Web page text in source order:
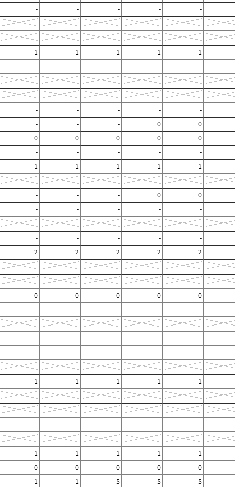
- - - -
-
1 1 1 1
1
- - - -
-
- - - -
-
- - - 0
0
0 0 0 0
0
- - - -
-
1 1 1 1
1
- - - 0
0
- - - -
-
- - - -
-
2 2 2 2
2
0 0 0 0
0
- - - -
-
- - - -
-
- - - -
-
1 1 1 1
1
- - - -
-
1 1 1 1
1
0 0 0 0
0
1 1 5 5
5